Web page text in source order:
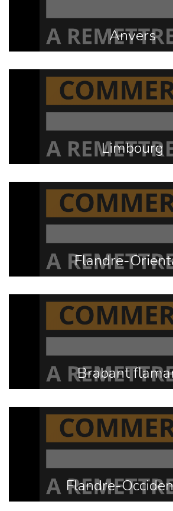
Anvers
Limbourg
Flandre-
Brabant
Flandre-